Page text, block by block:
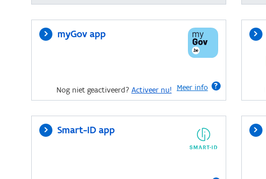
myGov app
Meer info
Nog niet geactiveerd? Activeer nu!
Smart-ID app